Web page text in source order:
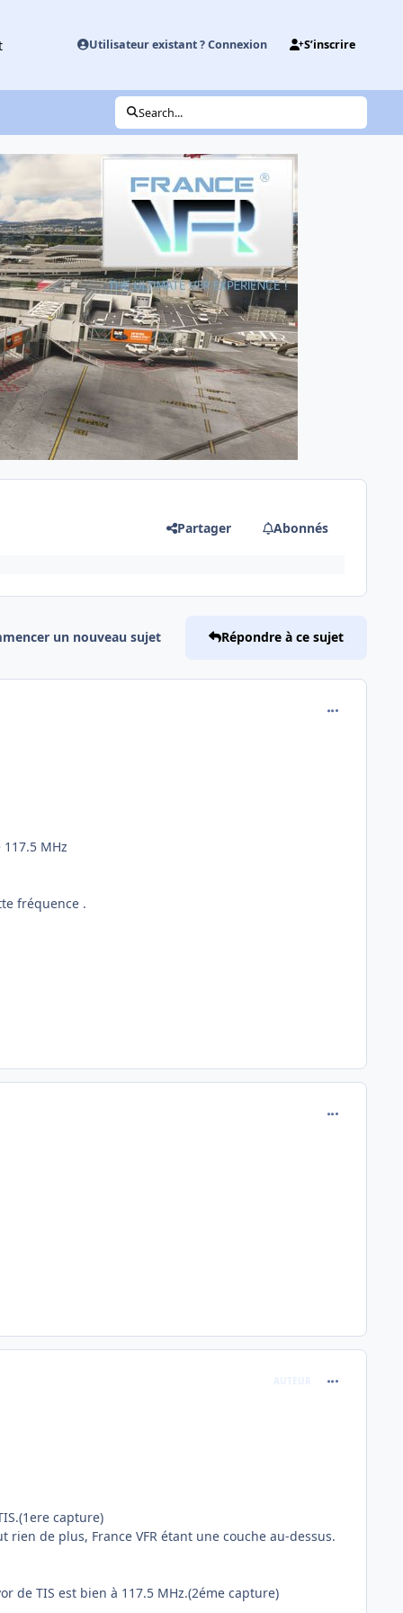
Utilisateur existant ? Connexion S’inscrire
Search...
Partager Abonnés
un nouveau sujet Répondre à ce sujet
MHz
fréquence .
AUTEUR
capture)
de plus, France VFR étant une couche au-dessus.
de TIS est bien à 117.5 MHz.(2éme capture)